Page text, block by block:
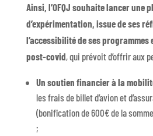
Ainsi, l’OFQJ souhaite lancer une
d’expérimentation, issue de ses
l’accessibilité de ses programmes
post-covid, qui prévoit d’offrir aux
Un soutien financier à la
les frais de billet d’avion et
(bonification de 600€ de la
;